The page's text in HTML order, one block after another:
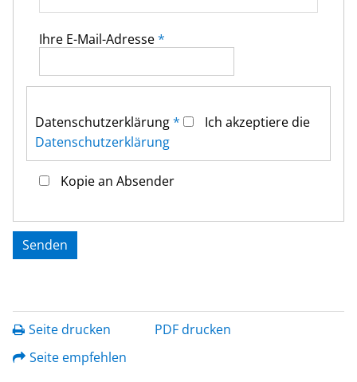
Ihre E-Mail-Adresse*
Datenschutz­erklärung*
Ich akzeptiere die
Datenschutz­erklärung
Kopie an Absender
Seite drucken
PDF drucken
Seite empfehlen